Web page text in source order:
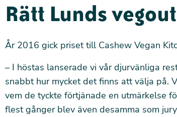
Rätt Lunds
År 2016 gick priset till Cashew Vegan
– I höstas lanserade vi vår djurvänliga
snabbt hur mycket det finns att välja på.
vem de tyckte förtjänade en utmärkelse
flest gånger blev även desamma som